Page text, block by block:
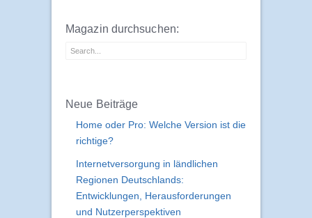
Magazin durchsuchen:
Neue Beiträge
Home oder Pro: Welche Version ist die
richtige?
Internetversorgung in ländlichen
Regionen Deutschlands:
Entwicklungen, Herausforderungen
und Nutzerperspektiven